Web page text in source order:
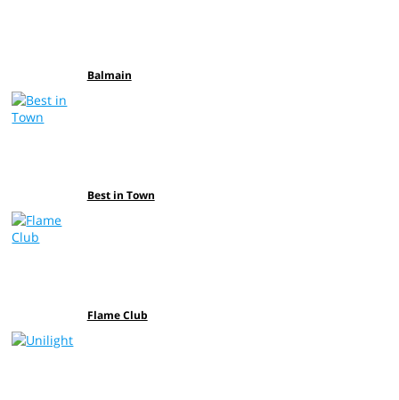
Balmain
Best in Town
Flame Club